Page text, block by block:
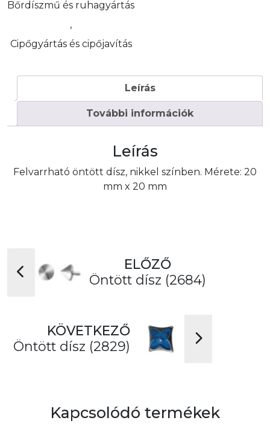
Bőrdíszmű és ruhagyártás
,
Cipőgyártás és cipőjavítás
Leírás
További információk
Leírás
Felvarrható öntött dísz, nikkel színben. Mérete: 20
mm x 20 mm
ELŐZŐ
Öntött dísz (2684)
KÖVETKEZŐ
Öntött dísz (2829)
Kapcsolódó termékek